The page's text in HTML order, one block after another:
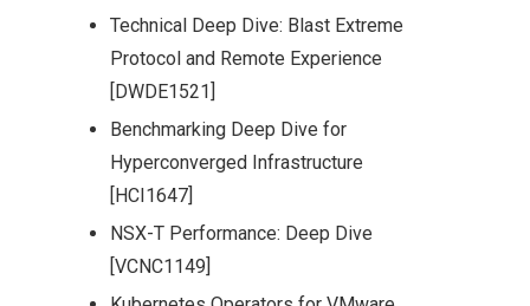
Technical Deep Dive: Blast Extreme
Protocol and Remote Experience
[DWDE1521]
Benchmarking Deep Dive for
Hyperconverged Infrastructure
[HCI1647]
NSX-T Performance: Deep Dive
[VCNC1149]